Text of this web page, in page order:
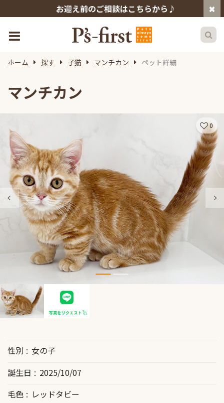
お迎え前のご相談はこちらから♪
ホーム 探す 子猫 マンチカン ペット詳細
マンチカン
0
性別
女の子
誕生日
2025/10/07
毛色
レッドタビー